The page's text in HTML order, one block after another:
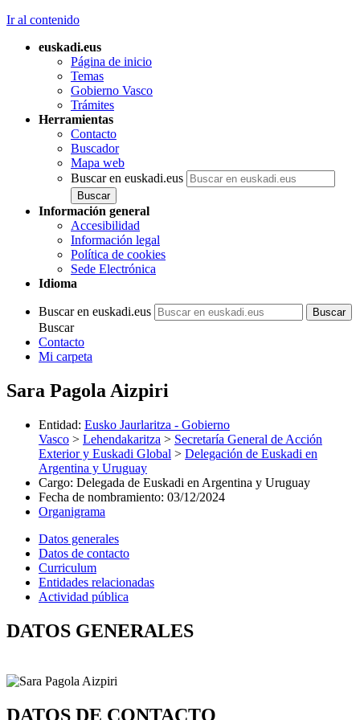
Ir al contenido
euskadi.eus
Página de inicio
Temas
Gobierno Vasco
Trámites
Herramientas
Contacto
Buscador
Mapa web
Buscar en euskadi.eus
Información general
Accesibilidad
Información legal
Política de cookies
Sede Electrónica
Idioma
Buscar en euskadi.eus
Buscar
Contacto
Mi carpeta
Sara Pagola Aizpiri
Entidad: Eusko Jaurlaritza - Gobierno
Vasco > Lehendakaritza > Secretaría General de Acción
Exterior y Euskadi Global > Delegación de Euskadi en
Argentina y Uruguay
Cargo: Delegada de Euskadi en Argentina y Uruguay
Fecha de nombramiento: 03/12/2024
Organigrama
Datos generales
Datos de contacto
Curriculum
Entidades relacionadas
Actividad pública
DATOS GENERALES
DATOS DE CONTACTO